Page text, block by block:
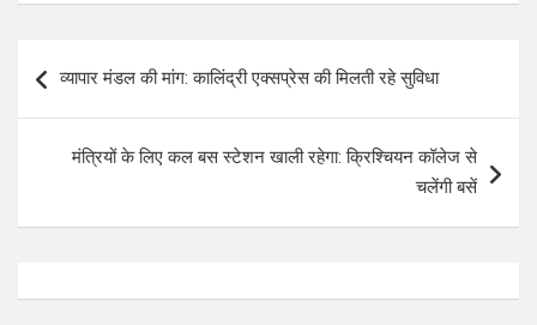
navigation
व्यापार मंडल की मांग: कालिंद्री एक्सप्रेस की मिलती रहे सुविधा
मंत्रियों के लिए कल बस स्टेशन खाली रहेगा: क्रिश्चियन कॉलेज से
चलेंगी बसें